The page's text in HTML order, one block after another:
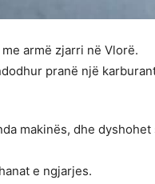
armë zjarri në Vlorë.
pranë një
makinës, dhe
e ngjarjes.